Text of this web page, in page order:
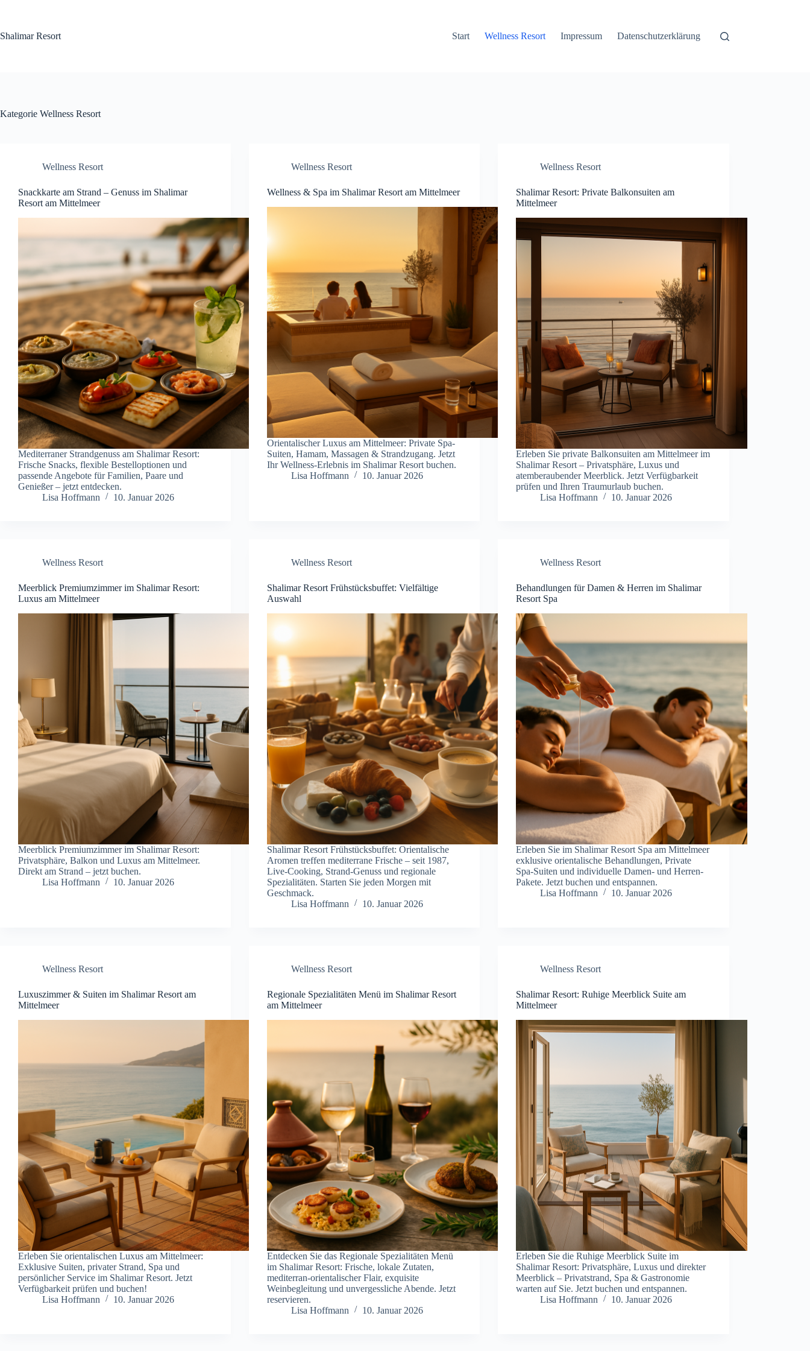
Shalimar Resort
Start Wellness Resort Impressum Datenschutzerklärung
Kategorie Wellness Resort
Wellness Resort
Snackkarte am Strand – Genuss im Shalimar
Resort am Mittelmeer
Mediterraner Strandgenuss am Shalimar Resort:
Frische Snacks, flexible Bestelloptionen und
passende Angebote für Familien, Paare und
Genießer – jetzt entdecken.
Lisa Hoffmann
10. Januar 2026
Wellness Resort
Wellness & Spa im Shalimar Resort am Mittelmeer
Orientalischer Luxus am Mittelmeer: Private Spa-
Suiten, Hamam, Massagen & Strandzugang. Jetzt
Ihr Wellness-Erlebnis im Shalimar Resort buchen.
Lisa Hoffmann
10. Januar 2026
Wellness Resort
Shalimar Resort: Private Balkonsuiten am
Mittelmeer
Erleben Sie private Balkonsuiten am Mittelmeer im
Shalimar Resort – Privatsphäre, Luxus und
atemberaubender Meerblick. Jetzt Verfügbarkeit
prüfen und Ihren Traumurlaub buchen.
Lisa Hoffmann
10. Januar 2026
Wellness Resort
Meerblick Premiumzimmer im Shalimar Resort:
Luxus am Mittelmeer
Meerblick Premiumzimmer im Shalimar Resort:
Privatsphäre, Balkon und Luxus am Mittelmeer.
Direkt am Strand – jetzt buchen.
Lisa Hoffmann
10. Januar 2026
Wellness Resort
Shalimar Resort Frühstücksbuffet: Vielfältige
Auswahl
Shalimar Resort Frühstücksbuffet: Orientalische
Aromen treffen mediterrane Frische – seit 1987,
Live-Cooking, Strand-Genuss und regionale
Spezialitäten. Starten Sie jeden Morgen mit
Geschmack.
Lisa Hoffmann
10. Januar 2026
Wellness Resort
Behandlungen für Damen & Herren im Shalimar
Resort Spa
Erleben Sie im Shalimar Resort Spa am Mittelmeer
exklusive orientalische Behandlungen, Private
Spa-Suiten und individuelle Damen- und Herren-
Pakete. Jetzt buchen und entspannen.
Lisa Hoffmann
10. Januar 2026
Wellness Resort
Luxuszimmer & Suiten im Shalimar Resort am
Mittelmeer
Erleben Sie orientalischen Luxus am Mittelmeer:
Exklusive Suiten, privater Strand, Spa und
persönlicher Service im Shalimar Resort. Jetzt
Verfügbarkeit prüfen und buchen!
Lisa Hoffmann
10. Januar 2026
Wellness Resort
Regionale Spezialitäten Menü im Shalimar Resort
am Mittelmeer
Entdecken Sie das Regionale Spezialitäten Menü
im Shalimar Resort: Frische, lokale Zutaten,
mediterran-orientalischer Flair, exquisite
Weinbegleitung und unvergessliche Abende. Jetzt
reservieren.
Lisa Hoffmann
10. Januar 2026
Wellness Resort
Shalimar Resort: Ruhige Meerblick Suite am
Mittelmeer
Erleben Sie die Ruhige Meerblick Suite im
Shalimar Resort: Privatsphäre, Luxus und direkter
Meerblick – Privatstrand, Spa & Gastronomie
warten auf Sie. Jetzt buchen und entspannen.
Lisa Hoffmann
10. Januar 2026